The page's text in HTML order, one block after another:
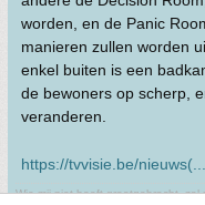
worden, en de Panic
manieren zullen worden
enkel buiten is een
de bewoners op scherp,
veranderen.
https://tvvisie.be/
Wie mij niet heeft grootgebracht, zal